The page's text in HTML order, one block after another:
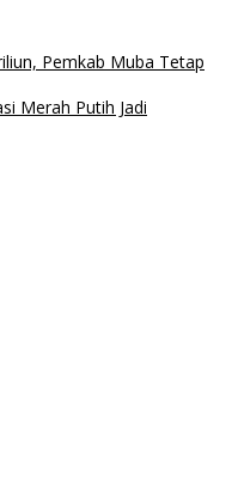
Pemkab Muba Tetap
Merah Putih Jadi